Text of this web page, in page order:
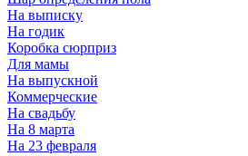
На выписку
На годик
Коробка сюрприз
Для мамы
На выпускной
Коммерческие
На свадьбу
На 8 марта
На 23 февраля